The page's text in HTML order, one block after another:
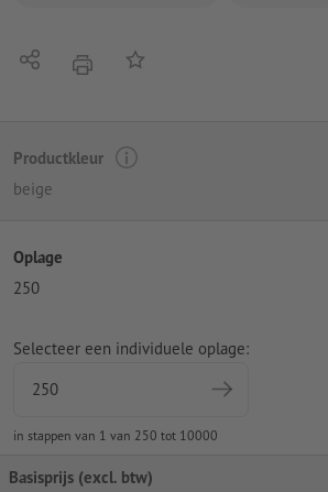
Delen afdrukkenOp de lijst
Productkleur
beige
Oplage
250
Selecteer een individuele oplage:
in stappen van 1 van 250 tot 10000
Basisprijs (excl. btw)